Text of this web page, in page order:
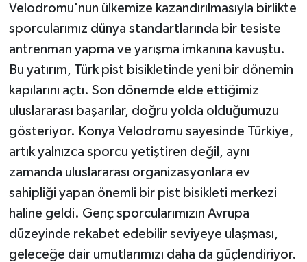
Velodromu'nun ülkemize kazandırılmasıyla birlikte
sporcularımız dünya standartlarında bir tesiste
antrenman yapma ve yarışma imkanına kavuştu.
Bu yatırım, Türk pist bisikletinde yeni bir dönemin
kapılarını açtı. Son dönemde elde ettiğimiz
uluslararası başarılar, doğru yolda olduğumuzu
gösteriyor. Konya Velodromu sayesinde Türkiye,
artık yalnızca sporcu yetiştiren değil, aynı
zamanda uluslararası organizasyonlara ev
sahipliği yapan önemli bir pist bisikleti merkezi
haline geldi. Genç sporcularımızın Avrupa
düzeyinde rekabet edebilir seviyeye ulaşması,
geleceğe dair umutlarımızı daha da güçlendiriyor.